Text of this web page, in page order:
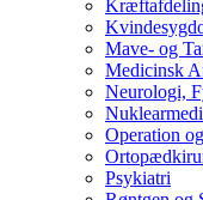
Mave- og
Medicinsk
Neurologi,
Operation
Psykiatri